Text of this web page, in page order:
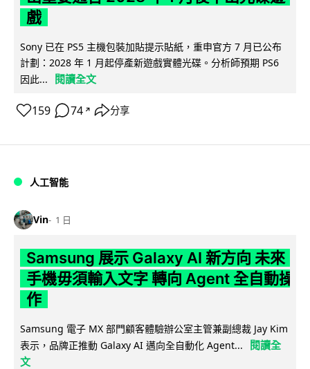
戲
Sony 已在 PS5 主機包裝加貼提示貼紙，重申官方 7 月已公布
計劃：2028 年 1 月起停產新遊戲實體光碟。分析師預期 PS6
因此...
閱讀全文
159 74 ↗ 分享
人工智能
Vin 1 日
Samsung 展示 Galaxy AI 新方向 未來
手機毋須輸入文字 轉向 Agent 全自動操
作
Samsung 電子 MX 部門顧客體驗辦公室主管兼副總裁 Jay Kim
表示，品牌正推動 Galaxy AI 邁向全自動化 Agent...
閱讀全
文